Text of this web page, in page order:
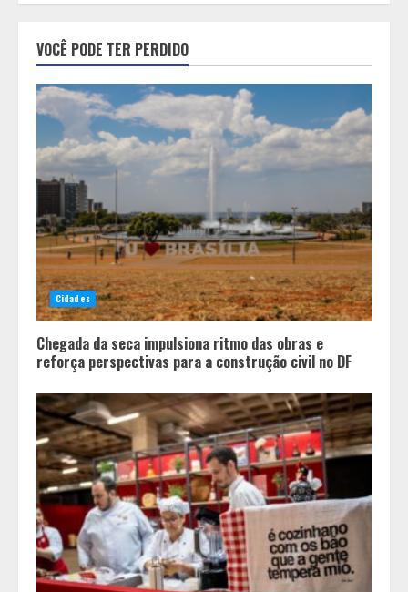
Minas+Doce- Feira e Festival da
Doçaria e Confeitaria Mineira
3
O Bloomsday hoje: 18 horas na vida
de Dublin sob vigilância
Parque do Palácio tem
programação de família no Dia dos
Pais
VOCÊ PODE TER PERDIDO
Cidades
Chegada da seca impulsiona ritmo das obras e
reforça perspectivas para a construção civil no DF